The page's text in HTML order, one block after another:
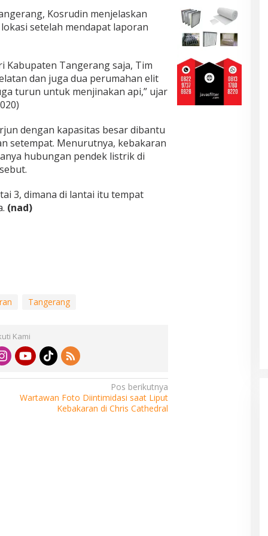
Kosrudin menjelaskan
setelah mendapat laporan
Kabupaten Tangerang saja, Tim
dan juga dua perumahan elit
turun untuk menjinakan api,” ujar
dengan kapasitas besar dibantu
setempat. Menurutnya, kebakaran
hubungan pendek listrik di
3, dimana di lantai itu tempat
(nad)
Tangerang
Kami
Pos berikutnya
Wartawan Foto Diintimidasi saat Liput
Kebakaran di Chris Cathedral